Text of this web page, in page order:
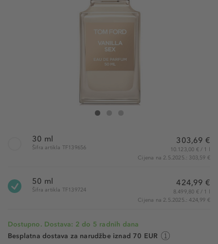
Tom Ford Vanilla Sex Eau de Parfum
30 ml
Šifra artikla TF139656
303,69 €
10.123,00 € / 1 l
Cijena na 2.5.2025.: 303,59 €
50 ml
Šifra artikla TF139724
424,99 €
8.499,80 € / 1 l
Cijena na 2.5.2025.: 424,99 €
Dostupno. Dostava: 2 do 5 radnih dana
Besplatna dostava za narudžbe iznad 70 EUR